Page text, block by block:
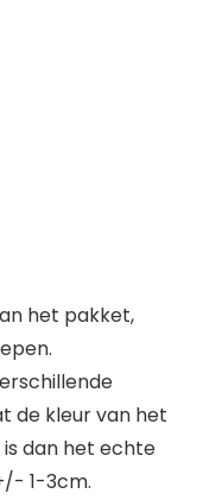
het pakket,
de kleur van het
dan het echte
1-3cm.